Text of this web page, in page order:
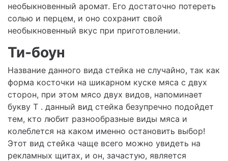
необыкновенный аромат. Его достаточно потереть
солью и перцем, и оно сохранит свой
необыкновенный вкус при приготовлении.
Ти-боун
Название данного вида стейка не случайно, так как
форма косточки на шикарном куске мяса с двух
сторон, при этом мясо двух видов, напоминает
букву Т . данный вид стейка безупречно подойдет
тем, кто любит разнообразные виды мяса и
колеблется на каком именно остановить выбор!
Этот вид стейка чаще всего можно увидеть на
рекламных щитах, и он, зачастую, является